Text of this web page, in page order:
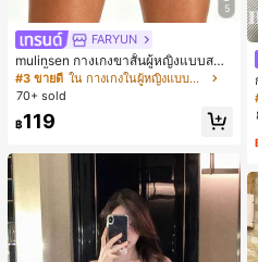
5
FARYUN
mulinsen กางเกงขาสั้นผู้หญิงแบบสบา
ยๆ สีพื้น หลวม อเนกประสงค์ กางเกงขา
สั้นกีฬา 2-In-1 สำหรับวิ่ง ฟิตเนส และก
#3 ขายดี
ใน กางเกงในผู้หญิงแบบแอคทีฟ
70+ sold
฿119